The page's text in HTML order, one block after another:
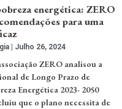
energética: ZERO
para uma
Julho 26, 2024
ZERO analisou a
de Longo Prazo de
Energética 2023- 2050
que o plano necessita de